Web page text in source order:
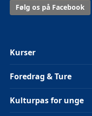
Følg os på Facebook
Kurser
Foredrag & Ture
Kulturpas for unge